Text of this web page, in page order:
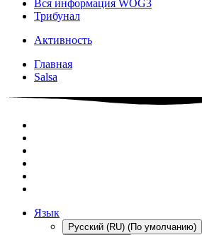
Вся информация WOG3
Трибунал
Активность
Главная
Salsa
Язык
Русский (RU) (По умолчанию)